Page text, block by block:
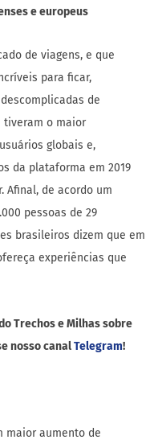
e europeus
de viagens, e que
para ficar,
de
tiveram o maior
globais e,
da plataforma em 2019
Afinal, de acordo um
pessoas de 29
brasileiros dizem que em
experiências que
Trechos e Milhas sobre
nosso canalTelegram!
maior aumento de